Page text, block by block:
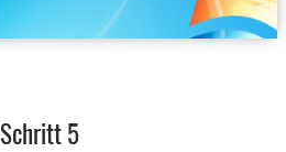
Schritt 5